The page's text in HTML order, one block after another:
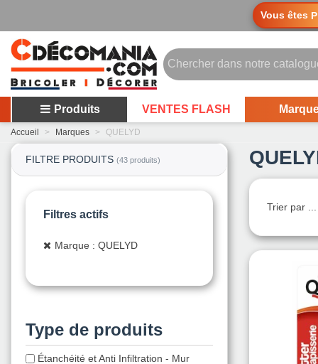
Vous êtes
Produits VENTES FLASH
Accueil > Marques > QUELYD
FILTRE PRODUITS (43 produits)
Filtres actifs
Marque : QUELYD
Type de produits
Étanchéité et Anti Infiltration - Mur
Trier par ...